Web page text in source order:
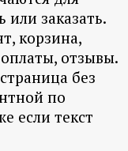
или заказать.
корзина,
отзывы.
без
по
если текст